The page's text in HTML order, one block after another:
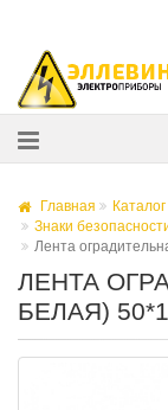
Главная Каталог
Знаки
Лента
ЛЕНТА
БЕЛАЯ)